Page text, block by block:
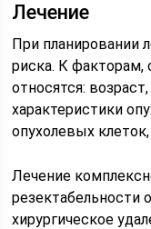
Лечение
При планировании
риска. К факторам,
относятся:
характеристики
опухолевых
Лечение
резектабельности
хирургическое